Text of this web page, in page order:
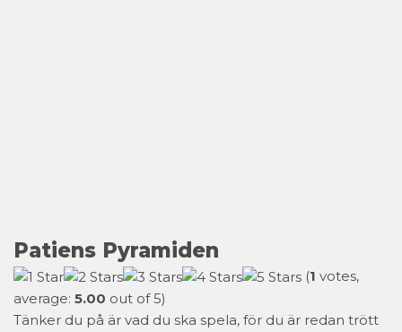
Patiens Pyramiden
(1 votes,
average: 5.00 out of 5)
Tänker du på är vad du ska spela, för du är redan trött